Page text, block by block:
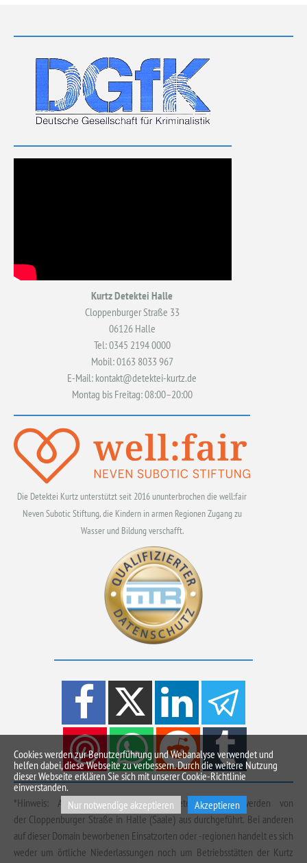
Kurtz Detektei Halle
Cloppenburger Straße 33
06126 Halle
Tel: 0345 2194 0000
Mobil: 0163 8033 967
E-Mail: kontakt@detektei-kurtz.de
Montag bis Freitag: 08:00–20:00
Die Detektei Kurtz unterstützt seit 2016 ununterbrochen die well:fair
Neven Subotic Stiftung, die Kindern in armen Regionen Zugang zu
Wasser und Bildung verschafft.
*Hinweis: Alle Einsätze der Kurtz Detektei Halle werden von
der Cloppenburger Straße in Halle (Saale) aus durchgeführt. Bei anderen
auf dieser Domain beworbenen Einsatzorten oder -regionen handelt es sich
weder um örtliche Niederlassungen noch um Betriebsstätten der Kurtz
Cookies werden zur Benutzerführung und Webanalyse verwendet und
helfen dabei, diese Webseite zu verbessern. Durch die weitere Nutzung
dieser Webseite erklären Sie sich mit unserer Cookie-Richtlinie
einverstanden.
Nur notwendige akzeptieren
Akzeptieren